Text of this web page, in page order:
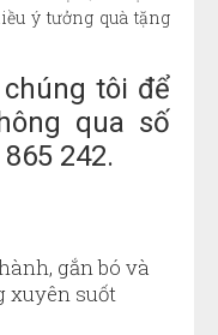
ý tưởng quà tặng
tôi để
qua số
242.
gắn bó và
xuyên suốt